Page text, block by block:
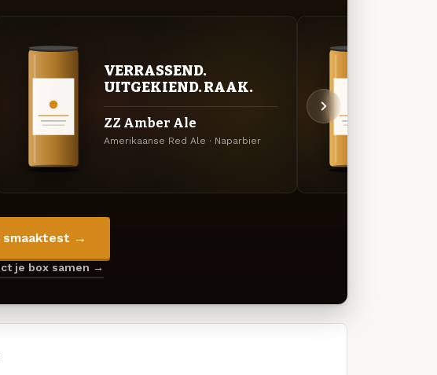
VERRASSEND.
UITGEKIEND. RAAK.
ZZ Amber Ale
Amerikaanse Red Ale · Naparbier
smaaktest →
je box samen →